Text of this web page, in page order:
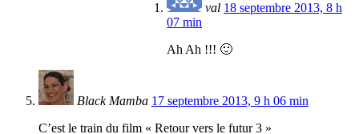
val 18 septembre 2013, 8 h
07 min
Ah Ah !!! 🙂
Black Mamba 17 septembre 2013, 9 h 06 min
C’est le train du film « Retour vers le futur 3 »